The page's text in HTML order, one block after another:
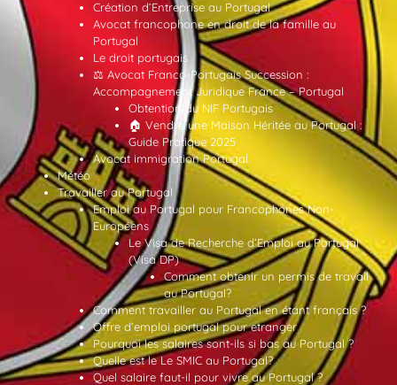
Création d’Entreprise au Portugal
Avocat francophone en droit de la famille au
Portugal
Le droit portugais
⚖️ Avocat Franco-Portugais Succession :
Accompagnement Juridique France – Portugal
Obtention du NIF Portugais
🏠 Vendre une Maison Héritée au Portugal :
Guide Pratique 2025
Avocat immigration Portugal
Météo
Travailler au Portugal
Emploi au Portugal pour Francophones Non-
Européens
Le Visa de Recherche d’Emploi au Portugal
(Visa DP)
Comment obtenir un permis de travail
au Portugal?
Comment travailler au Portugal en étant français ?
Offre d’emploi portugal pour etranger
Pourquoi les salaires sont-ils si bas au Portugal ?
Quelle est le Le SMIC au Portugal?
Quel salaire faut-il pour vivre au Portugal ?